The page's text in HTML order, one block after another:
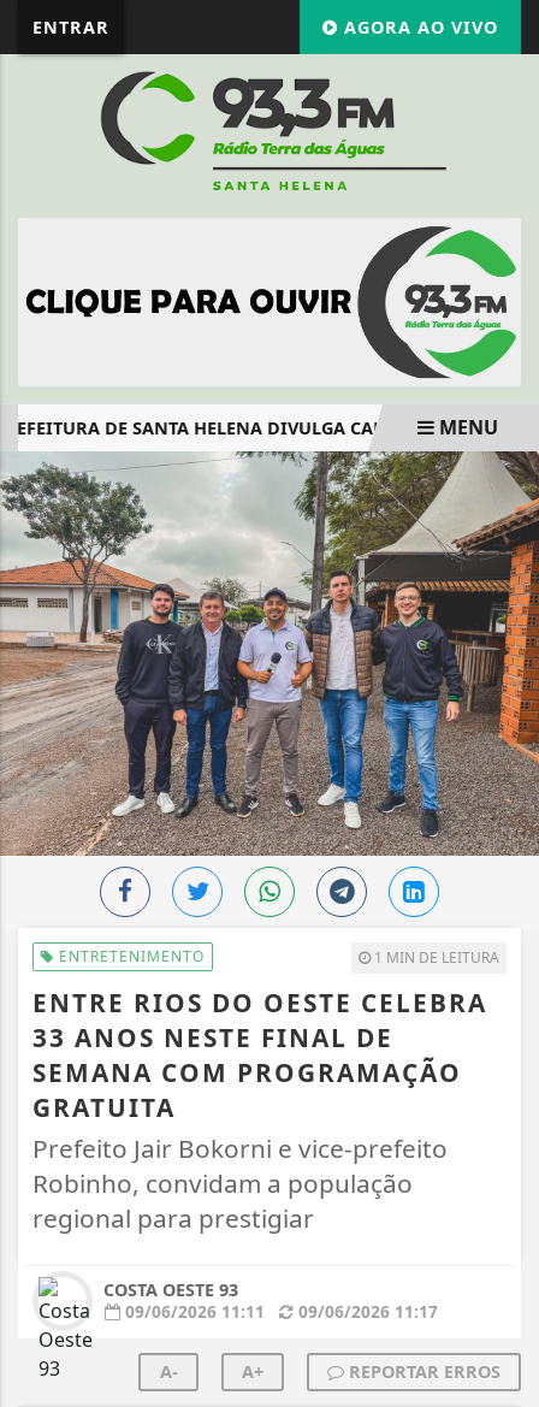
ENTRAR AGORA AO VIVO
DE SANTA HELENA DIVULGA CALENDÁRIO DE
EM ALTA
MENU
ENTRETENIMENTO 1 MIN DE LEITURA
ENTRE RIOS DO OESTE CELEBRA
33 ANOS NESTE FINAL DE
SEMANA COM PROGRAMAÇÃO
GRATUITA
Prefeito Jair Bokorni e vice-prefeito
Robinho, convidam a população
regional para prestigiar
COSTA OESTE 93
09/06/2026 11:11
09/06/2026 11:17
A- A+ REPORTAR ERROS